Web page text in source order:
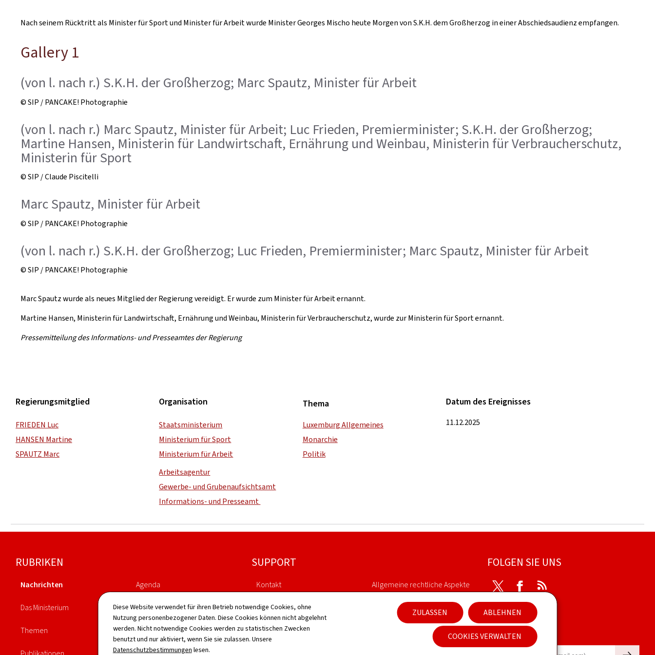
Diese Website verwendet für ihren Betrieb notwendige Cookies, ohne
Nutzung personenbezogener Daten. Diese Cookies können nicht abgelehnt
werden. Nicht notwendige Cookies werden zu statistischen Zwecken
benutzt und nur aktiviert, wenn Sie sie zulassen. Unsere
Datenschutzbestimmungen lesen.
ZULASSEN ABLEHNEN
COOKIES VERWALTEN
Nach seinem Rücktritt als Minister für Sport und Minister für Arbeit wurde Minister Georges Mischo heute Morgen von S.K.H. dem Großherzog in einer Abschiedsaudienz empfangen.
Gallery 1
(von l. nach r.) S.K.H. der Großherzog; Marc Spautz, Minister für Arbeit
© SIP / PANCAKE! Photographie
(von l. nach r.) Marc Spautz, Minister für Arbeit; Luc Frieden, Premierminister; S.K.H. der Großherzog;
Martine Hansen, Ministerin für Landwirtschaft, Ernährung und Weinbau, Ministerin für Verbraucherschutz,
Ministerin für Sport
© SIP / Claude Piscitelli
Marc Spautz, Minister für Arbeit
© SIP / PANCAKE! Photographie
(von l. nach r.) S.K.H. der Großherzog; Luc Frieden, Premierminister; Marc Spautz, Minister für Arbeit
© SIP / PANCAKE! Photographie
Marc Spautz wurde als neues Mitglied der Regierung vereidigt. Er wurde zum Minister für Arbeit ernannt.
Martine Hansen, Ministerin für Landwirtschaft, Ernährung und Weinbau, Ministerin für Verbraucherschutz, wurde zur Ministerin für Sport ernannt.
Pressemitteilung des Informations- und Presseamtes der Regierung
Regierungsmitglied
FRIEDEN Luc
HANSEN Martine
SPAUTZ Marc
Organisation
Staatsministerium
Ministerium für Sport
Ministerium für Arbeit
Arbeitsagentur
Gewerbe- und Grubenaufsichtsamt
Informations- und Presseamt
Thema
Luxemburg Allgemeines
Monarchie
Politik
Datum des Ereignisses
11.12.2025
Footer
RUBRIKEN
Nachrichten
Das Ministerium
Themen
Agenda
Gesetzgebung
Vorgänge
SUPPORT
Kontakt
Sitemap
Informationen zur Webseite
Allgemeine rechtliche Aspekte
Barrierefreiheit
Verwaltung der Cookies
FOLGEN SIE UNS
Twitter Facebook
Newsletter